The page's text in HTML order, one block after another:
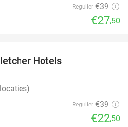
Regulier €39
€27,50
Hotels
Regulier €39
€22,50